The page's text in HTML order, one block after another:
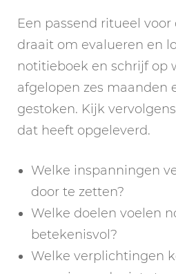
Een passend ritueel
draait om evalueren en
notitieboek en schrijf op
afgelopen zes maanden
gestoken. Kijk
dat heeft opgeleverd.
Welke inspanningen
door te zetten?
Welke doelen voelen
betekenisvol?
Welke verplichtingen